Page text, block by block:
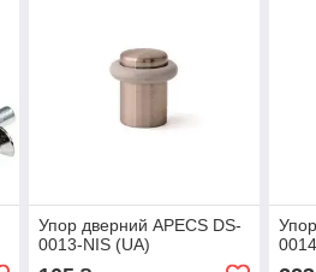
Упор дверний APECS DS-
0013-NIS (UA)